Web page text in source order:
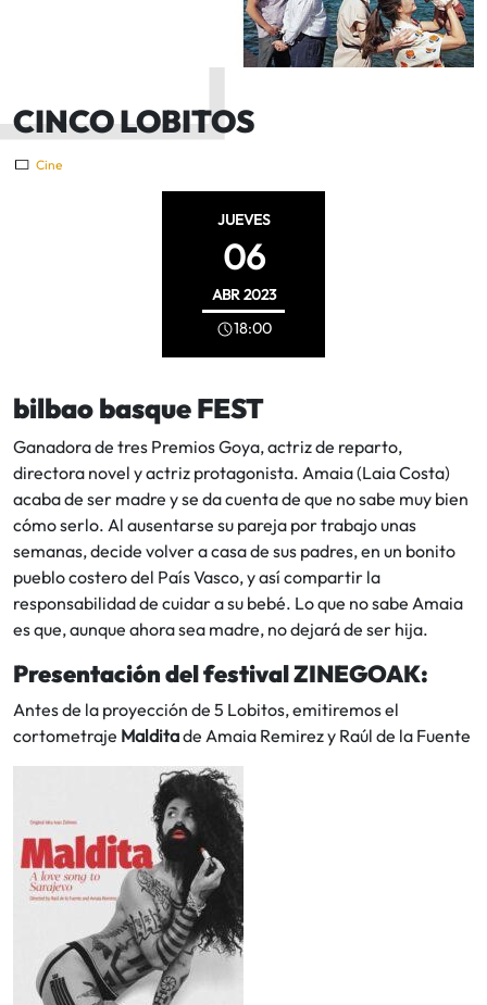
CINCO LOBITOS
Cine
JUEVES
06
ABR2023
18:00
bilbao basque FEST
Ganadora de tres Premios Goya, actriz de reparto,
directora novel y actriz protagonista. Amaia (Laia Costa)
acaba de ser madre y se da cuenta de que no sabe muy bien
cómo serlo. Al ausentarse su pareja por trabajo unas
semanas, decide volver a casa de sus padres, en un bonito
pueblo costero del País Vasco, y así compartir la
responsabilidad de cuidar a su bebé. Lo que no sabe Amaia
es que, aunque ahora sea madre, no dejará de ser hija.
Presentación del festival ZINEGOAK:
Antes de la proyección de 5 Lobitos, emitiremos el
cortometraje Malditade Amaia Remirez y Raúl de la Fuente